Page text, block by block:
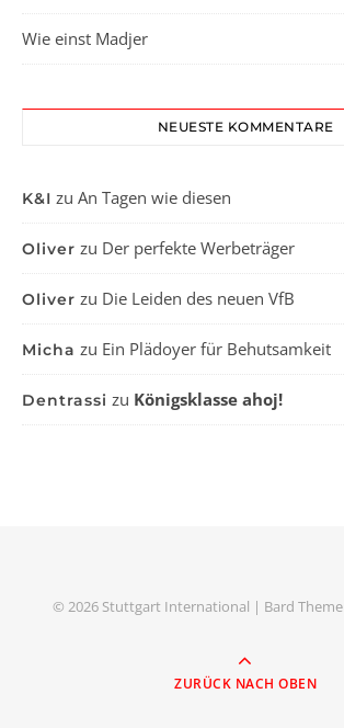
Wie einst Madjer
NEUESTE KOMMENTARE
K&I zu An Tagen wie diesen
Oliver zu Der perfekte Werbeträger
Oliver zu Die Leiden des neuen VfB
Micha zu Ein Plädoyer für Behutsamkeit
Dentrassi zu Königsklasse ahoj!
© 2026 Stuttgart International | Bard
ZURÜCK NACH OBEN